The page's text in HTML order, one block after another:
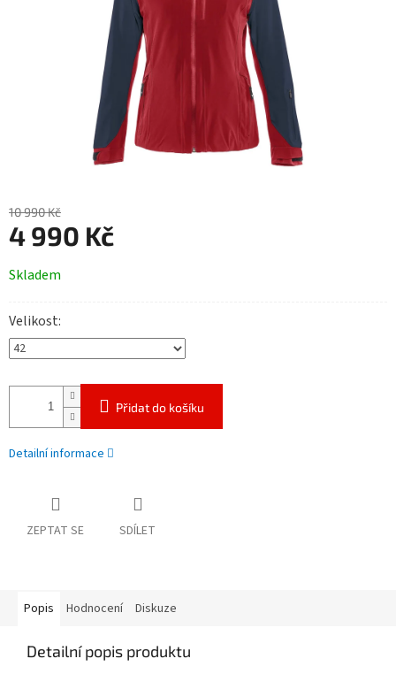
10 990 Kč
4 990 Kč
cena:
Skladem
Velikost
Přidat do košíku
Detailní informace
ZEPTAT SE SDÍLET
Popis Hodnocení Diskuze
Detailní popis produktu